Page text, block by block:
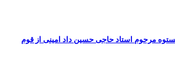
مرحوم استاد حاجی حسین داد امینی از قوم